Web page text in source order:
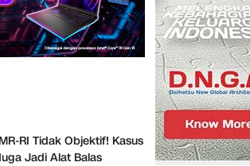
RI Tidak Objektif! Kasus
Jadi Alat Balas